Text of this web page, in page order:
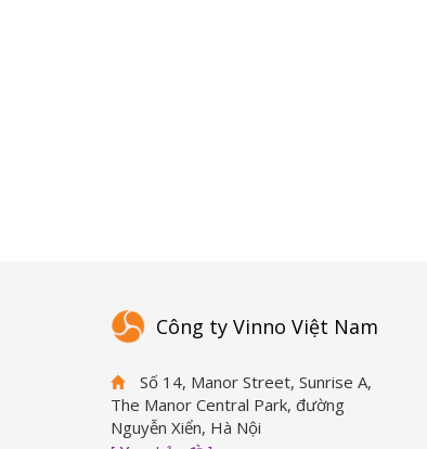
Công ty Vinno Việt Nam
Số 14, Manor Street, Sunrise A,
The Manor Central Park, đường
Nguyễn Xiển, Hà Nội